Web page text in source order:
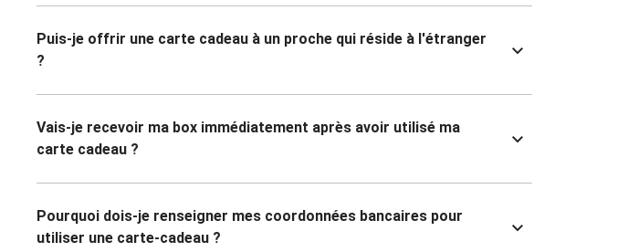
Puis-je offrir une carte cadeau à un proche qui réside à l'étranger
?
Vais-je recevoir ma box immédiatement après avoir utilisé ma
carte cadeau ?
Pourquoi dois-je renseigner mes coordonnées bancaires pour
utiliser une carte-cadeau ?